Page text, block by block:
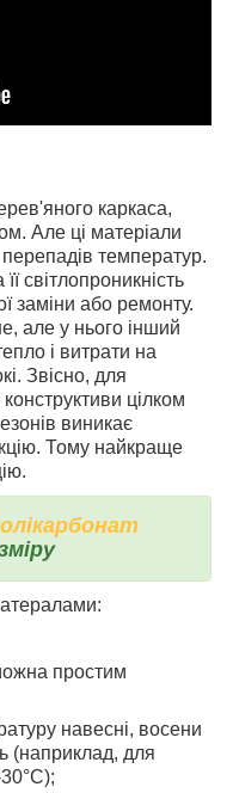
каркаса,
Але ці матеріали
температур.
світлопроникність
заміни або ремонту.
але у нього інший
і витрати на
Звісно, для
конструктиви цілком
виникає
Тому найкраще
простим
навесні, восени
(наприклад, для